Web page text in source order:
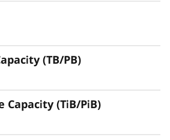
приложений благодаря
(TB/PB)
Capacity (TiB/PiB)